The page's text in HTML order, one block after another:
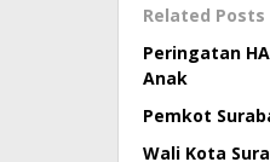
Related Posts
Peringatan
Anak
Pemkot
Wali Kota